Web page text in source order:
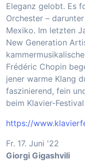
Eleganz gelobt. Es
Orchester –
Mexiko. Im letzten
New Generation
Frédéric Chopin
jener warme Klang
faszinierend, fein
beim Klavier-Festival
https://
Fr. 17. Juni '22
Giorgi Gigashvili